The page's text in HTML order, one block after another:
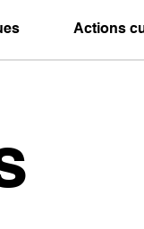
Actions